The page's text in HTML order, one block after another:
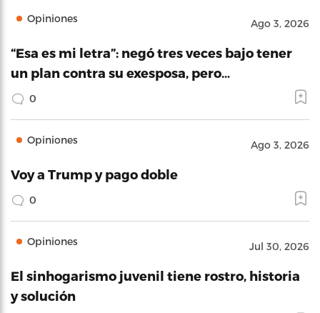
Opiniones Ago 3, 2026
“Esa es mi letra”: negó tres veces bajo tener
un plan contra su exesposa, pero…
0
Opiniones Ago 3, 2026
Voy a Trump y pago doble
0
Opiniones Jul 30, 2026
El sinhogarismo juvenil tiene rostro, historia
y solución